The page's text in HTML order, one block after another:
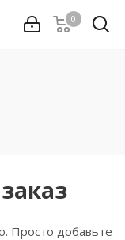
0
Просто добавьте